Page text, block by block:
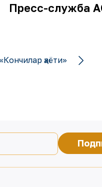
Пресс-служба
ҳаёти»